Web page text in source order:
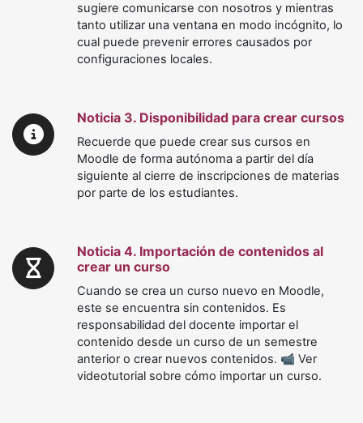
sugiere comunicarse con nosotros y mientras
tanto utilizar una ventana en modo incógnito, lo
cual puede prevenir errores causados por
configuraciones locales.
Noticia 3. Disponibilidad para crear cursos
Recuerde que puede crear sus cursos en
Moodle de forma autónoma a partir del día
siguiente al cierre de inscripciones de materias
por parte de los estudiantes.
Noticia 4. Importación de contenidos al
crear un curso
Cuando se crea un curso nuevo en Moodle,
este se encuentra sin contenidos. Es
responsabilidad del docente importar el
contenido desde un curso de un semestre
anterior o crear nuevos contenidos. 📹 Ver
videotutorial sobre cómo importar un curso.